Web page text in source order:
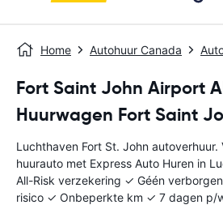
Home Autohuur Canada
Fort Saint John Airport
Huurwagen Fort Saint
Luchthaven Fort St. John
huurauto met Express Auto Huren in
All-Risk verzekering ✓ Géén
risico ✓ Onbeperkte km ✓ 7 dagen p/